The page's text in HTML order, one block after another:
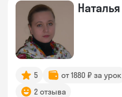
Наталья
5 от 1880 ₽ за урок
2 отзыва